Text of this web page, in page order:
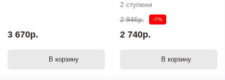
3 670р.
В корзину
2 ступени
2 946р.
-7%
2 740р.
В корзину